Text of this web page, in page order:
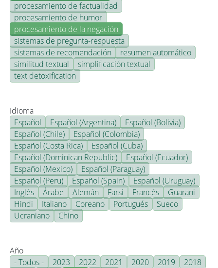
procesamiento de factualidad
procesamiento de humor
procesamiento de la negación
sistemas de pregunta-respuesta
sistemas de recomendación
resumen automático
similitud textual
simplificación textual
text detoxification
Idioma
Español
Español (Argentina)
Español (Bolivia)
Español (Chile)
Español (Colombia)
Español (Costa Rica)
Español (Cuba)
Español (Dominican Republic)
Español (Ecuador)
Español (Mexico)
Español (Paraguay)
Español (Peru)
Español (Spain)
Español (Uruguay)
Inglés
Árabe Alemán Farsi Francés
Guarani
Hindi
Italiano Coreano Portugués
Sueco
Ucraniano
Chino
Año
- Todos -
2023 2022 2021 2020 2019
2018